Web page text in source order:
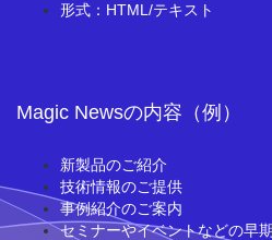
形式：HTML/テキスト
Magic Newsの内容（例）
新製品のご紹介
技術情報のご提供
事例紹介のご案内
セミナーやイベントなどの早